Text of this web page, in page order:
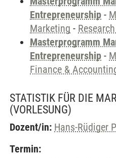
Entrepreneurship -
Marketing -
Masterprogramm
Entrepreneurship -
Finance &
STATISTIK FÜR DIE
(VORLESUNG)
Dozent/in: Hans-Rüdiger
Termin: